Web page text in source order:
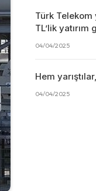
Türk Telekom
TL’lik
04/04/2025
Hem
04/04/2025